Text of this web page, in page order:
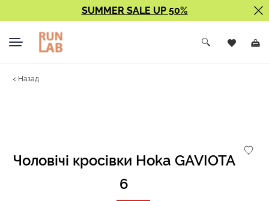
SUMMER SALE UP 50%
< Назад
Чоловічі кросівки Hoka GAVIOTA
6